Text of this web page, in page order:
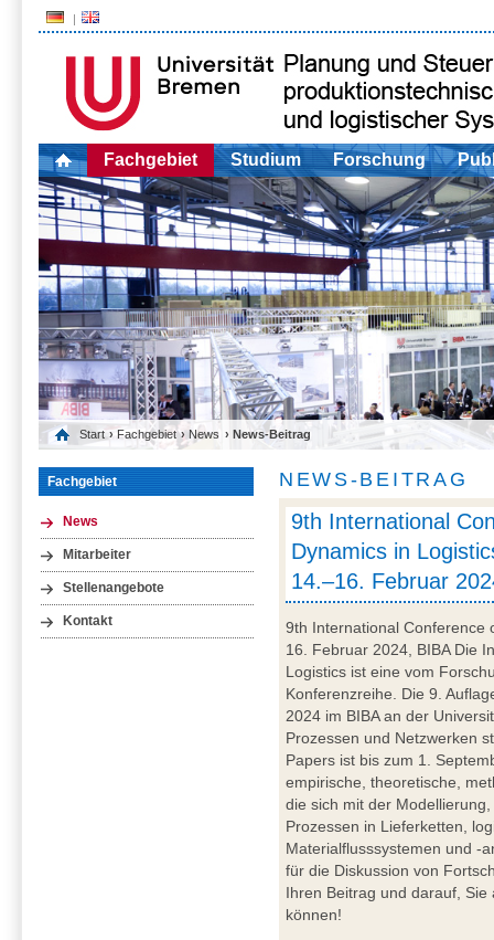
Fachgebiet Studium Forschung
Start › Fachgebiet › News › News-Beitrag
Fachgebiet
News
Mitarbeiter
Stellenangebote
Kontakt
NEWS-BEITRAG
9th International
Dynamics in
14.–16. Februar
9th International Conference
16. Februar 2024, BIBA Die
Logistics ist eine vom
Konferenzreihe. Die 9.
2024 im BIBA an der
Prozessen und Netzwerken
Papers ist bis zum 1.
empirische, theoretische,
die sich mit der
Prozessen in Lieferketten,
Materialflusssystemen und -
für die Diskussion von
Ihren Beitrag und darauf,
können!